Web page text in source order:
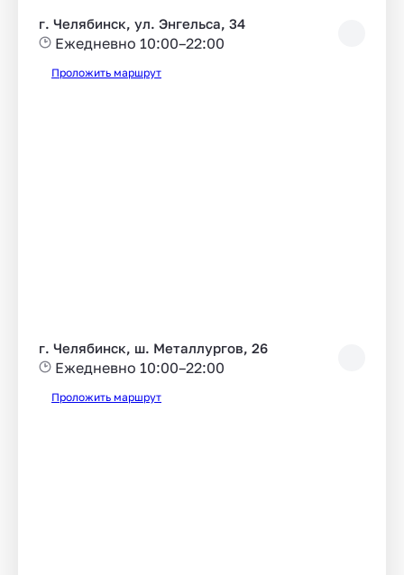
г. Челябинск, ул. Энгельса, 34
Ежедневно 10:00–22:00
Проложить маршрут
г. Челябинск, ш. Металлургов, 26
Ежедневно 10:00–22:00
Проложить маршрут